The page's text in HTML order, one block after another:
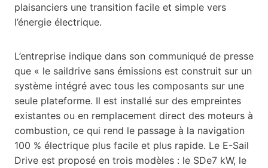
plaisanciers une transition facile et simple vers
l’énergie électrique.
L’entreprise indique dans son communiqué de presse
que « le saildrive sans émissions est construit sur un
système intégré avec tous les composants sur une
seule plateforme. Il est installé sur des empreintes
existantes ou en remplacement direct des moteurs à
combustion, ce qui rend le passage à la navigation
100 % électrique plus facile et plus rapide. Le E-Sail
Drive est proposé en trois modèles : le SDe7 kW, le